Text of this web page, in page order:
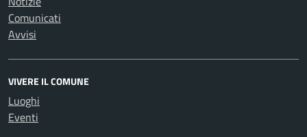
Comunicati
Avvisi
VIVERE IL COMUNE
Luoghi
Eventi